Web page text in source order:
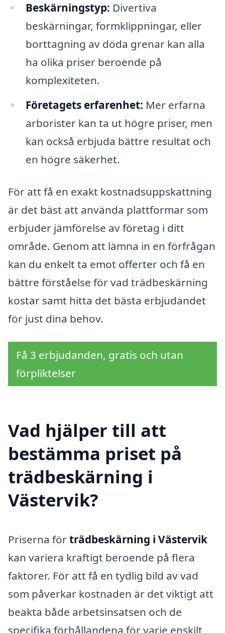
Beskärningstyp: Divertiva
beskärningar, formklippningar, eller
borttagning av döda grenar kan alla
ha olika priser beroende på
komplexiteten.
Företagets erfarenhet: Mer erfarna
arborister kan ta ut högre priser, men
kan också erbjuda bättre resultat och
en högre säkerhet.
För att få en exakt kostnadsuppskattning
är det bäst att använda plattformar som
erbjuder jämförelse av företag i ditt
område. Genom att lämna in en förfrågan
kan du enkelt ta emot offerter och få en
bättre förståelse för vad trädbeskärning
kostar samt hitta det bästa erbjudandet
för just dina behov.
Få 3 erbjudanden, gratis och utan
förpliktelser
Vad hjälper till att
bestämma priset på
trädbeskärning i
Västervik?
Priserna förträdbeskärning i Västervik
kan variera kraftigt beroende på flera
faktorer. För att få en tydlig bild av vad
som påverkar kostnaden är det viktigt att
beakta både arbetsinsatsen och de
specifika förhållandena för varje enskilt